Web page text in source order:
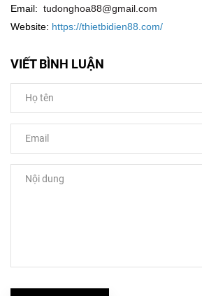
Email: tudonghoa88@gmail.com
Website: https://thietbidien88.com/
VIẾT BÌNH LUẬN